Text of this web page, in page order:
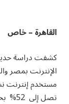
القاهرة – خاص
كشفت دراسة
مستخدم إنترنت